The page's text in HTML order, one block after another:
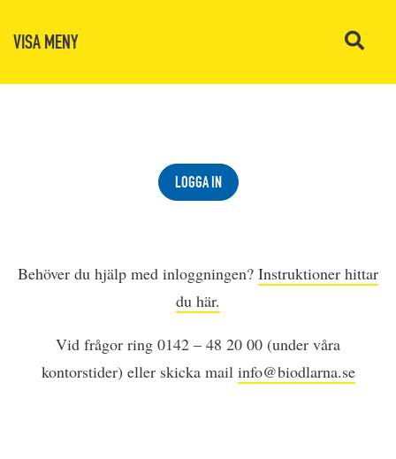
VISA MENY
LOGGA IN
Behöver du hjälp med inloggningen? Instruktioner hittar
du här.
Vid frågor ring 0142 – 48 20 00 (under våra
kontorstider) eller skicka mail info@biodlarna.se